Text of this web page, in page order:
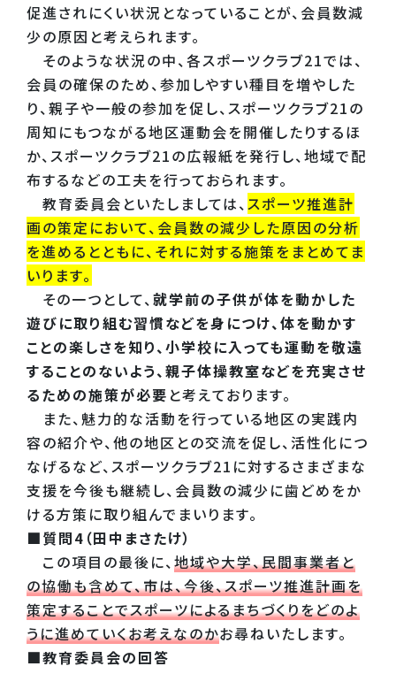
促進されにくい状況となっていることが、会員数減
少の原因と考えられます。
そのような状況の中、各スポーツクラブ21では、
会員の確保のため、参加しやすい種目を増やした
り、親子や一般の参加を促し、スポーツクラブ21の
周知にもつながる地区運動会を開催したりするほ
か、スポーツクラブ21の広報紙を発行し、地域で配
布するなどの工夫を行っておられます。
教育委員会といたしましては、 スポーツ推進計
画の策定において、会員数の減少した原因の分析
を進めるとともに、それに対する施策をまとめてま
いります。
その一つとして、 就学前の子供が体を動かした
遊びに取り組む習慣などを身につけ、体を動かす
ことの楽しさを知り、小学校に入っても運動を敬遠
することのないよう、親子体操教室などを充実させ
るための施策が必要 と考えております。
また、魅力的な活動を行っている地区の実践内
容の紹介や、他の地区との交流を促し、活性化につ
なげるなど、スポーツクラブ21に対するさまざまな
支援を今後も継続し、会員数の減少に歯どめをか
ける方策に取り組んでまいります。
■質問4（田中まさたけ）
この項目の最後に、 地域や大学、民間事業者と
の協働も含めて、市は、今後、スポーツ推進計画を
策定することでスポーツによるまちづくりをどのよ
うに進めていくお考えなのかお尋ねいたします。
■教育委員会の回答